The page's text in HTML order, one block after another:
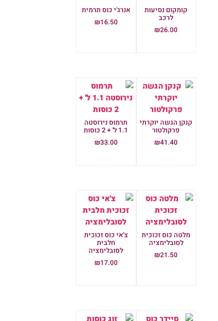
קומקום נסיעות
לרכב
₪26.00
אנרג'י כוס תרמית
₪16.50
קנקן הגשה יוקרתי
פרקולטור
₪41.40
תרמוס נירוסטה
₪33.00
מלטה כוס זכוכית
לסובלימציה
₪21.50
צ'אי כוס זכוכית
חלבית
לסובלימציה
₪17.00